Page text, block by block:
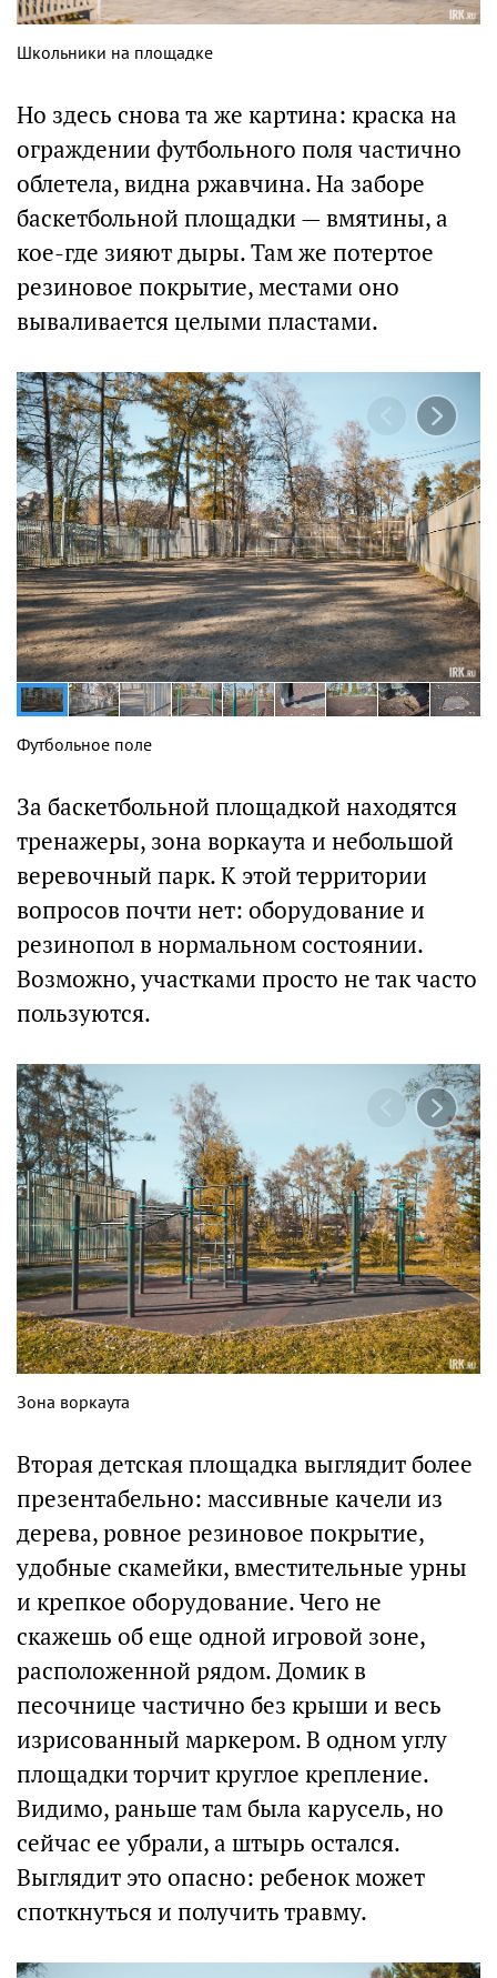
Школьники на площадке
Но здесь снова та же картина: краска на
ограждении футбольного поля частично
облетела, видна ржавчина. На заборе
баскетбольной площадки — вмятины, а
кое-где зияют дыры. Там же потертое
резиновое покрытие, местами оно
вываливается целыми пластами.
Футбольное поле
За баскетбольной площадкой находятся
тренажеры, зона воркаута и небольшой
веревочный парк. К этой территории
вопросов почти нет: оборудование и
резинопол в нормальном состоянии.
Возможно, участками просто не так часто
пользуются.
Зона воркаута
Вторая детская площадка выглядит более
презентабельно: массивные качели из
дерева, ровное резиновое покрытие,
удобные скамейки, вместительные урны
и крепкое оборудование. Чего не
скажешь об еще одной игровой зоне,
расположенной рядом. Домик в
песочнице частично без крыши и весь
изрисованный маркером. В одном углу
площадки торчит круглое крепление.
Видимо, раньше там была карусель, но
сейчас ее убрали, а штырь остался.
Выглядит это опасно: ребенок может
споткнуться и получить травму.